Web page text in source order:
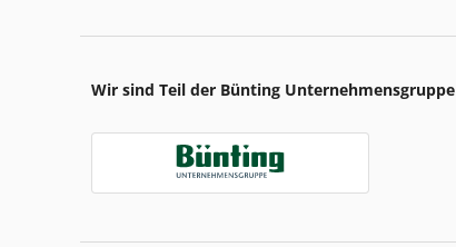
Wir sind Teil der Bünting Unternehmensgruppe